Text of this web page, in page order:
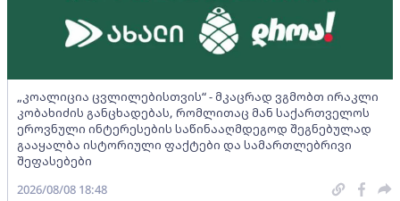
„კოალიცია ცვლილებისთვის“ - მკაცრად ვგმობთ ირაკლი
კობახიძის განცხადებას, რომლითაც მან საქართველოს
ეროვნული ინტერესების საწინააღმდეგოდ შეგნებულად
გააყალბა ისტორიული ფაქტები და სამართლებრივი
შეფასებები
2026/08/08 18:48